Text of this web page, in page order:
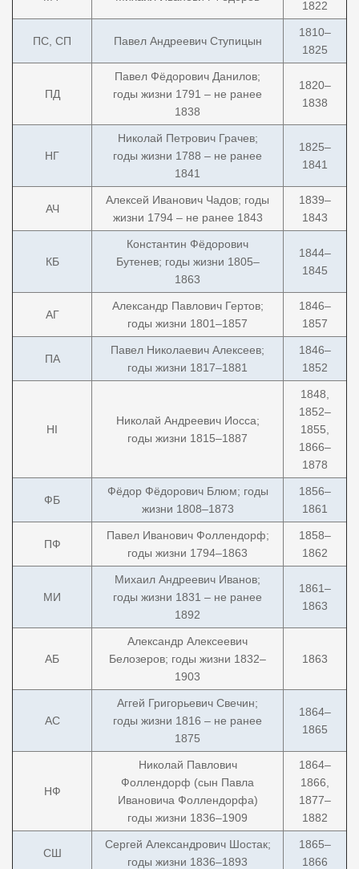
1822
ПС, СП Павел Андреевич Ступицын
1810–
1825
ПД
Павел Фёдорович Данилов;
годы жизни 1791 – не ранее
1838
1820–
1838
НГ
Николай Петрович Грачев;
годы жизни 1788 – не ранее
1841
1825–
1841
АЧ
Алексей Иванович Чадов; годы
жизни 1794 – не ранее 1843
1839–
1843
КБ
Константин Фёдорович
Бутенев; годы жизни 1805–
1863
1844–
1845
АГ
Александр Павлович Гертов;
годы жизни 1801–1857
1846–
1857
ПА
Павел Николаевич Алексеев;
годы жизни 1817–1881
1846–
1852
HI
Николай Андреевич Иосса;
годы жизни 1815–1887
1848,
1852–
1855,
1866–
1878
ФБ
Фёдор Фёдорович Блюм; годы
жизни 1808–1873
1856–
1861
ПФ
Павел Иванович Фоллендорф;
годы жизни 1794–1863
1858–
1862
МИ
Михаил Андреевич Иванов;
годы жизни 1831 – не ранее
1892
1861–
1863
АБ
Александр Алексеевич
Белозеров; годы жизни 1832–
1903
1863
АС
Аггей Григорьевич Свечин;
годы жизни 1816 – не ранее
1875
1864–
1865
НФ
Николай Павлович
Фоллендорф (сын Павла
Ивановича Фоллендорфа)
годы жизни 1836–1909
1864–
1866,
1877–
1882
СШ
Сергей Александрович Шостак;
годы жизни 1836–1893
1865–
1866